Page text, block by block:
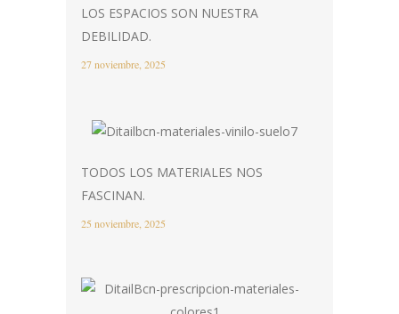
LOS ESPACIOS SON NUESTRA
DEBILIDAD.
27 noviembre, 2025
TODOS LOS MATERIALES NOS
FASCINAN.
25 noviembre, 2025